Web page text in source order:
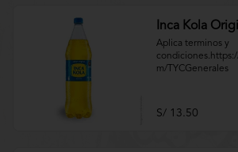
Inca Kola
Aplica terminos y
m/TYCGenerales
S/ 13.50